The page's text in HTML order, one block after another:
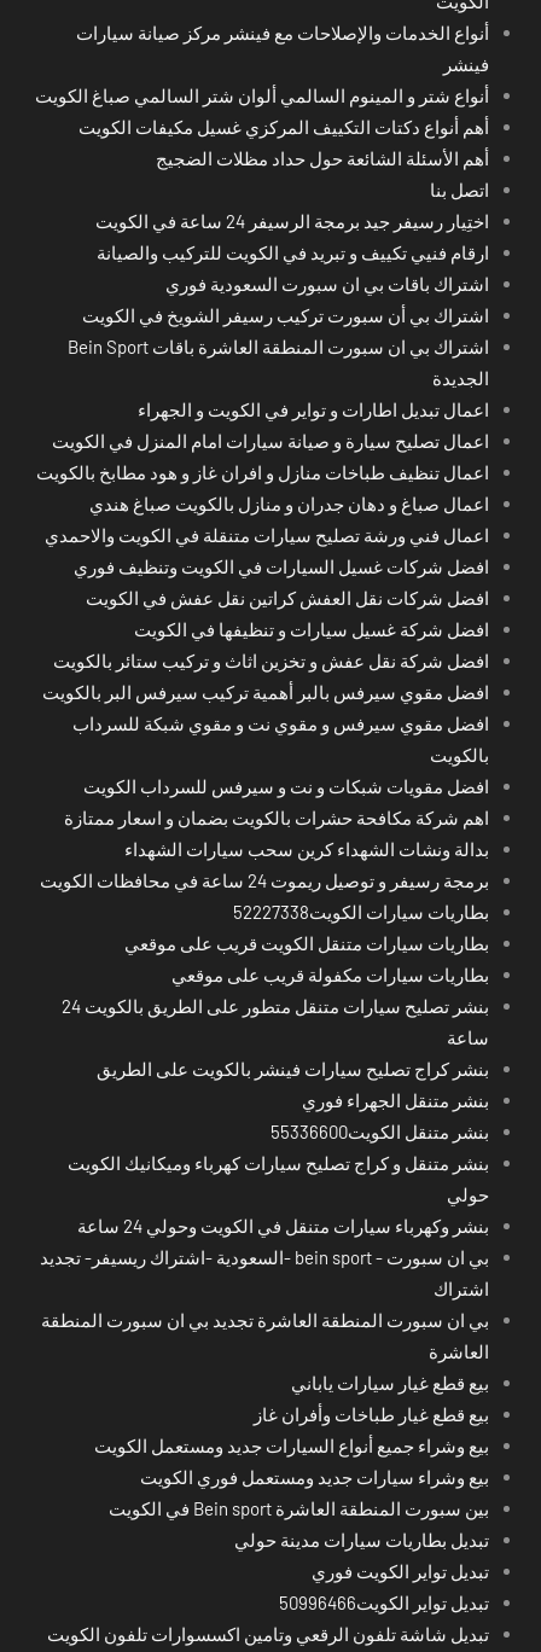
أنواع الخدمات والإصلاحات مع فينشر مركز صيانة سيارات
فينشر
أنواع شتر و المينوم السالمي ألوان شتر السالمي صباغ الكويت
أهم أنواع دكتات التكييف المركزي غسيل مكيفات الكويت
أهم الأسئلة الشائعة حول حداد مظلات الضجيج
اتصل بنا
اختِيار رسيفر جيد برمجة الرسيفر 24 ساعة في الكويت
ارقام فنيي تكييف و تبريد في الكويت للتركيب والصيانة
اشتراك باقات بي ان سبورت السعودية فوري
اشتراك بي أن سبورت تركيب رسيفر الشويخ في الكويت
اشتراك بي ان سبورت المنطقة العاشرة باقات Bein Sport
الجديدة
اعمال تبديل اطارات و تواير في الكويت و الجهراء
اعمال تصليح سيارة و صيانة سيارات امام المنزل في الكويت
اعمال تنظيف طباخات منازل و افران غاز و هود مطابخ بالكويت
اعمال صباغ و دهان جدران و منازل بالكويت صباغ هندي
اعمال فني ورشة تصليح سيارات متنقلة في الكويت والاحمدي
افضل شركات غسيل السيارات في الكويت وتنظيف فوري
افضل شركات نقل العفش كراتين نقل عفش في الكويت
افضل شركة غسيل سيارات و تنظيفها في الكويت
افضل شركة نقل عفش و تخزين اثاث و تركيب ستائر بالكويت
افضل مقوي سيرفس بالبر أهمية تركيب سيرفس البر بالكويت
افضل مقوي سيرفس و مقوي نت و مقوي شبكة للسرداب
بالكويت
افضل مقويات شبكات و نت و سيرفس للسرداب الكويت
اهم شركة مكافحة حشرات بالكويت بضمان و اسعار ممتازة
بدالة ونشات الشهداء كرين سحب سيارات الشهداء
برمجة رسيفر و توصيل ريموت 24 ساعة في محافظات الكويت
بطاريات سيارات الكويت52227338
بطاريات سيارات متنقل الكويت قريب على موقعي
بطاريات سيارات مكفولة قريب على موقعي
بنشر تصليح سيارات متنقل متطور على الطريق بالكويت 24
ساعة
بنشر كراج تصليح سيارات فينشر بالكويت على الطريق
بنشر متنقل الجهراء فوري
بنشر متنقل الكويت55336600
بنشر متنقل و كراج تصليح سيارات كهرباء وميكانيك الكويت
حولي
بنشر وكهرباء سيارات متنقل في الكويت وحولي 24 ساعة
بي ان سبورت - bein sport -السعودية -اشتراك ريسيفر- تجديد
اشتراك
بي ان سبورت المنطقة العاشرة تجديد بي ان سبورت المنطقة
العاشرة
بيع قطع غيار سيارات ياباني
بيع قطع غيار طباخات وأفران غاز
بيع وشراء جميع أنواع السيارات جديد ومستعمل الكويت
بيع وشراء سيارات جديد ومستعمل فوري الكويت
بين سبورت المنطقة العاشرة Bein sport في الكويت
تبديل بطاريات سيارات مدينة حولي
تبديل تواير الكويت فوري
تبديل تواير الكويت50996466
تبديل شاشة تلفون الرقعي وتامين اكسسوارات تلفون الكويت